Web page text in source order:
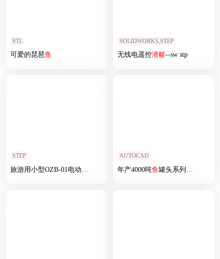
STL
可爱的琵琶鱼
SOLIDWORKS,STEP
无线电遥控潜艇--sw stp
STEP AUTOCAD
年产4000吨鱼罐头系列产品工厂